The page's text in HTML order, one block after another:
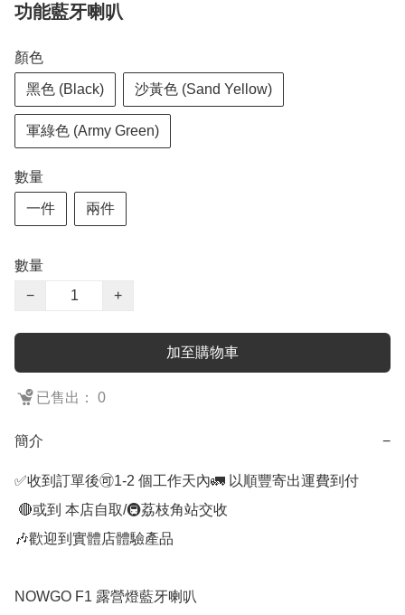
功能藍牙喇叭
顏色
黑色 (Black) 沙黃色 (Sand Yellow)
軍綠色 (Army Green)
數量
一件 兩件
數量
−
+
加至購物車
已售出： 0
簡介 −
✅收到訂單後🉑1-2 個工作天內🚛 以順豐寄出運費到付
🎶歡迎到實體店體驗產品
NOWGO F1 露營燈藍牙喇叭